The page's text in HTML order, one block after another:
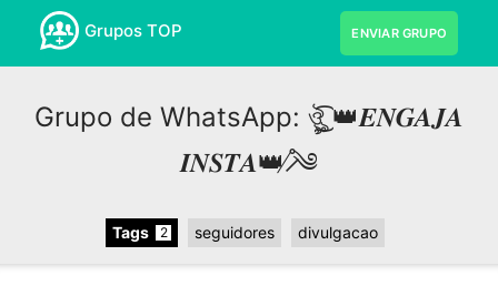
Grupos TOP ENVIAR GRUPO
Grupo de WhatsApp: ঔৣ͜͡ 👑𝑬𝑵𝑮𝑨𝑱𝑨
𝑰𝑵𝑺𝑻𝑨👑 ̸̷֯༄
Tags 2 seguidores divulgacao